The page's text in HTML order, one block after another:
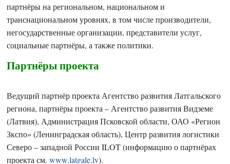
партнёры на региональном, национальном и
транснациональном уровнях, в том числе производители,
негосударственные организации, представители услуг,
социальные партнёры, а также политики.
Партнёры проекта
Ведущий партнёр проекта Агентство развития Латгальского
региона, партнёры проекта – Агентство развития Видземе
(Латвия), Администрация Псковской области, ОАО «Регион
Зкспо» (Ленинградская область), Центр развития логистики
Северо – западной России ILOT (информацию о партнёрах
проекта см.www.latgale.lv).